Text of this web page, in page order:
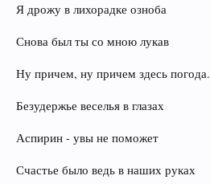
У меня – безудержье веселья.
Где-то солнце мелькнёт вдалеке,
Разгоняя погоду плохую.
Но ещё не держу я в руке
Твою руку, родную такую….
Я дрожу в лихорадке озноба
Снова был ты со мною лукав
Ну причем, ну причем здесь погода.
Безудержье веселья в глазах
Аспирин - увы не поможет
Счастье было ведь в наших руках